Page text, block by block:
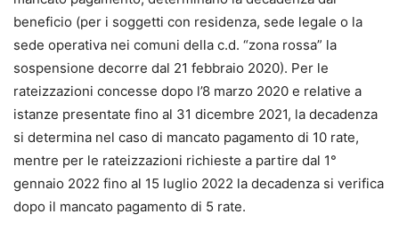
beneficio (per i soggetti con residenza, sede legale o la
sede operativa nei comuni della c.d. “zona rossa” la
sospensione decorre dal 21 febbraio 2020). Per le
rateizzazioni concesse dopo l’8 marzo 2020 e relative a
istanze presentate fino al 31 dicembre 2021, la decadenza
si determina nel caso di mancato pagamento di 10 rate,
mentre per le rateizzazioni richieste a partire dal 1°
gennaio 2022 fino al 15 luglio 2022 la decadenza si verifica
dopo il mancato pagamento di 5 rate.